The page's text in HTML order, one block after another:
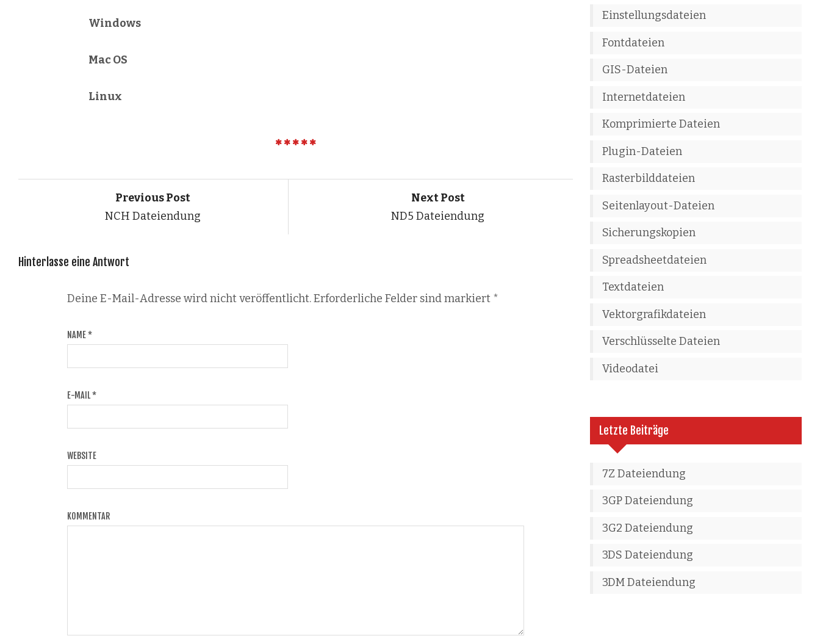
Windows
Mac OS
Linux
Previous Post
NCH Dateiendung
Next Post
ND5 Dateiendung
Hinterlasse eine Antwort
Deine E-Mail-Adresse wird nicht veröffentlicht. Erforderliche Felder sind markiert *
NAME*
E-MAIL*
WEBSITE
KOMMENTAR
Einstellungsdateien
Fontdateien
GIS-Dateien
Internetdateien
Komprimierte Dateien
Plugin-Dateien
Rasterbilddateien
Seitenlayout-Dateien
Sicherungskopien
Spreadsheetdateien
Textdateien
Vektorgrafikdateien
Verschlüsselte Dateien
Videodatei
Letzte Beiträge
7Z Dateiendung
3GP Dateiendung
3G2 Dateiendung
3DS Dateiendung
3DM Dateiendung